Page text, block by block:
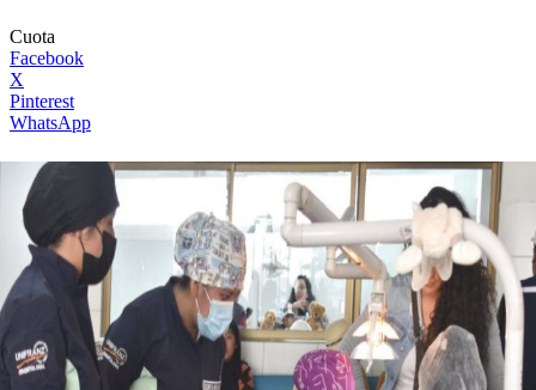
Cuota
Facebook
X
Pinterest
WhatsApp